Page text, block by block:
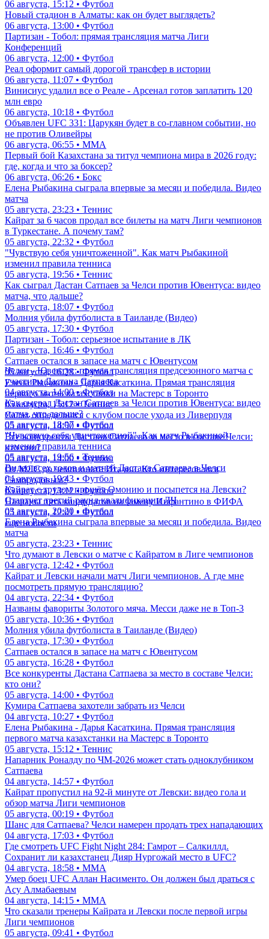
06 августа, 15:12 • Футбол
Новый стадион в Алматы: как он будет выглядеть?
06 августа, 13:00 • Футбол
Партизан - Тобол: прямая трансляция матча Лиги
Конференций
06 августа, 12:00 • Футбол
Реал оформит самый дорогой трансфер в истории
06 августа, 11:07 • Футбол
Винисиус удалил все о Реале - Арсенал готов заплатить 120
млн евро
06 августа, 10:18 • Футбол
Объявлен UFC 331: Царукян будет в со-главном событии, но
не против Оливейры
06 августа, 06:55 • ММА
Первый бой Казахстана за титул чемпиона мира в 2026 году:
где, когда и что за боксер?
06 августа, 06:26 • Бокс
Елена Рыбакина сыграла впервые за месяц и победила. Видео
матча
05 августа, 23:23 • Теннис
Кайрат за 6 часов продал все билеты на матч Лиги чемпионов
в Туркестане. А почему там?
05 августа, 22:32 • Футбол
"Чувствую себя уничтоженной". Как матч Рыбакиной
изменил правила тенниса
05 августа, 19:56 • Теннис
Как сыграл Дастан Сатпаев за Челси против Ювентуса: видео
матча, что дальше?
05 августа, 18:07 • Футбол
Молния убила футболиста в Таиланде (Видео)
05 августа, 17:30 • Футбол
Партизан - Тобол: серьезное испытание в ЛК
05 августа, 16:46 • Футбол
Сатпаев остался в запасе на матч с Ювентусом
05 августа, 16:28 • Футбол
Елена Рыбакина - Дарья Касаткина. Прямая трансляция
первого матча казахстанки на Мастерс в Торонто
05 августа, 15:12 • Теннис
Салах определился с клубом после ухода из Ливерпуля
05 августа, 14:50 • Футбол
Все конкуренты Дастана Сатпаева за место в составе Челси:
кто они?
05 августа, 14:00 • Футбол
От МЛС до чемпионата Италии. Кто интересовался
Самородовым?
05 августа, 13:12 • Футбол
Названы пять кандидатов на замену Инфантино в ФИФА
05 августа, 12:01 • Футбол
еще новости
Челси - Ювентус: прямая трансляция предсезонного матча с
участием Дастана Сатпаева
04 августа, 14:00 • Футбол
Как сыграл Дастан Сатпаев за Челси против Ювентуса: видео
матча, что дальше?
05 августа, 18:07 • Футбол
"Чувствую себя уничтоженной". Как матч Рыбакиной
изменил правила тенниса
05 августа, 19:56 • Теннис
Видео всех голов и матчей Дастана Сатпаева в Челси
04 августа, 19:43 • Футбол
Кайрат с трудом прошёл Омонию и посыпется на Левски?
Стартует третий раунд квалификации ЛЧ
03 августа, 20:20 • Футбол
Елена Рыбакина сыграла впервые за месяц и победила. Видео
матча
05 августа, 23:23 • Теннис
Что думают в Левски о матче с Кайратом в Лиге чемпионов
04 августа, 12:42 • Футбол
Кайрат и Левски начали матч Лиги чемпионов. А где мне
посмотреть прямую трансляцию?
04 августа, 22:34 • Футбол
Названы фавориты Золотого мяча. Месси даже не в Топ-3
05 августа, 10:36 • Футбол
Молния убила футболиста в Таиланде (Видео)
05 августа, 17:30 • Футбол
Сатпаев остался в запасе на матч с Ювентусом
05 августа, 16:28 • Футбол
Все конкуренты Дастана Сатпаева за место в составе Челси:
кто они?
05 августа, 14:00 • Футбол
Кумира Сатпаева захотели забрать из Челси
04 августа, 10:27 • Футбол
Елена Рыбакина - Дарья Касаткина. Прямая трансляция
первого матча казахстанки на Мастерс в Торонто
05 августа, 15:12 • Теннис
Напарник Роналду по ЧМ-2026 может стать одноклубником
Сатпаева
04 августа, 14:57 • Футбол
Кайрат пропустил на 92-й минуте от Левски: видео гола и
обзор матча Лиги чемпионов
05 августа, 00:19 • Футбол
Шанс для Сатпаева? Челси намерен продать трех нападающих
04 августа, 17:03 • Футбол
Где смотреть UFC Fight Night 284: Гамрот – Салкиллд.
Сохранит ли казахстанец Дияр Нургожай место в UFC?
04 августа, 18:58 • ММА
Умер боец UFC Аллан Насименто. Он должен был драться с
Асу Алмабаевым
04 августа, 14:15 • ММА
Что сказали тренеры Кайрата и Левски после первой игры
Лиги чемпионов
05 августа, 09:41 • Футбол